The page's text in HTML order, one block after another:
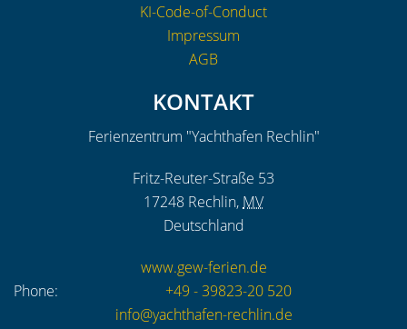
KI-Code-of-Conduct
Impressum
AGB
KONTAKT
Ferienzentrum "Yachthafen Rechlin"
Fritz-Reuter-Straße 53
17248 Rechlin, MV
Deutschland
www.gew-ferien.de
Phone:
+49 - 39823-20 520
info@yachthafen-rechlin.de